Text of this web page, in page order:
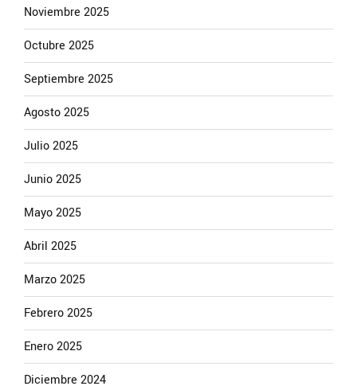
Noviembre 2025
Octubre 2025
Septiembre 2025
Agosto 2025
Julio 2025
Junio 2025
Mayo 2025
Abril 2025
Marzo 2025
Febrero 2025
Enero 2025
Diciembre 2024